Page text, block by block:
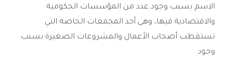
الاسم بسبب وجود عدد من المؤسسات الحكومية
والاقتصادية فيها، وهى أحد المجمعات الخاصة التي
تستقطب أصحاب الأعمال والمشروعات الصغيرة بسبب
وجود